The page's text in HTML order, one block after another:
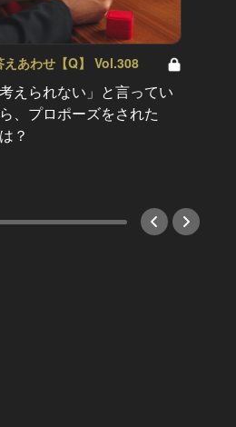
えあわせ【Q】 Vol.308
考えられない」と言ってい
、プロポーズをされた
？